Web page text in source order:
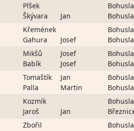
Plšek
Škývara
Jan
Křemének
Gahura
Josef
Mikšů
Babík
Josef
Josef
Tomaštík
Palla
Jan
Martin
Kozmík
Jaroš
Jan
Zbořil